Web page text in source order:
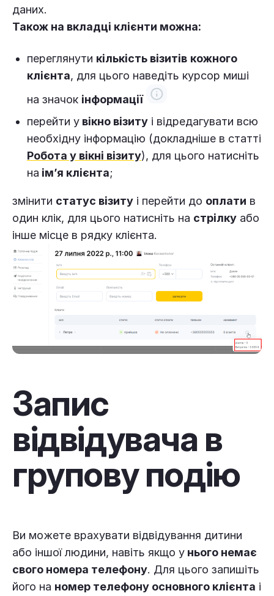
даних.
Також на вкладці клієнти можна:
переглянути кількість візитів кожного
клієнта, для цього наведіть курсор миші
на значок інформації
перейти у вікно візиту і відредагувати всю
необхідну інформацію (докладніше в статті
Робота у вікні візиту), для цього натисніть
на ім’я клієнта;
змінити статус візиту і перейти до оплати в
один клік, для цього натисніть на стрілку або
інше місце в рядку клієнта.
Запис
відвідувача в
групову подію
Ви можете врахувати відвідування дитини
або іншої людини, навіть якщо у нього немає
свого номера телефону. Для цього запишіть
його на номер телефону основного клієнта і